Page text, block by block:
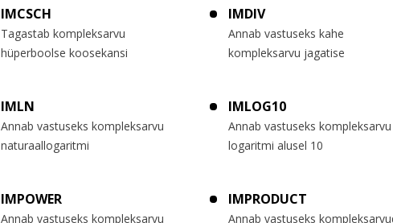
IMCSCH
Tagastab kompleksarvu
hüperboolse koosekansi
IMDIV
Annab vastuseks kahe
kompleksarvu jagatise
IMLN
Annab vastuseks kompleksarvu
naturaallogaritmi
IMLOG10
Annab vastuseks kompleksarvu
logaritmi alusel 10
IMPOWER
Annab vastuseks kompleksarvu
IMPRODUCT
Annab vastuseks